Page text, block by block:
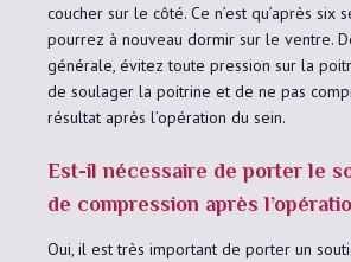
coucher sur le côté. Ce n’est qu’après six
pourrez à nouveau dormir sur le ventre.
générale, évitez toute pression sur la
de soulager la poitrine et de ne pas
résultat après l’opération du sein.
Est-il nécessaire de porter le
de compression après
Oui, il est très important de porter un